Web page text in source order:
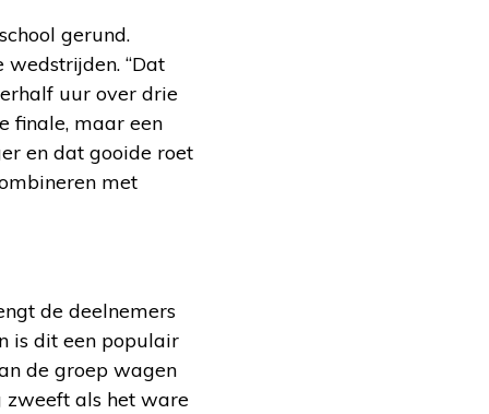
gerund.
“Dat
uur over drie
finale, maar een
en dat gooide roet
met
de deelnemers
is dit een populair
de groep wagen
zweeft als het ware